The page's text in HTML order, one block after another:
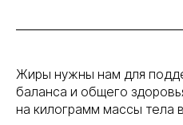
Жиры нужны нам для
баланса и общего
на килограмм массы тела